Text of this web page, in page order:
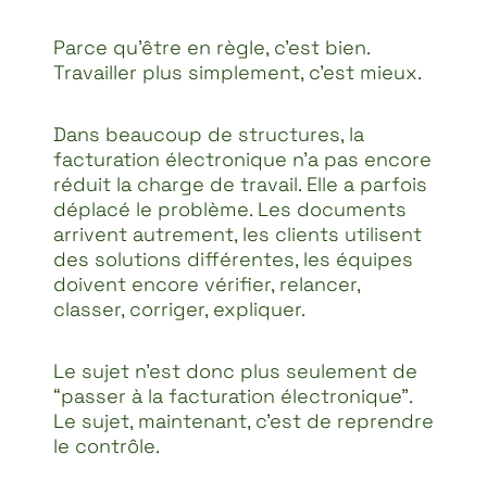
Parce qu’être en règle, c’est bien.
Travailler plus simplement, c’est mieux.
Dans beaucoup de structures, la
facturation électronique n’a pas encore
réduit la charge de travail. Elle a parfois
déplacé le problème. Les documents
arrivent autrement, les clients utilisent
des solutions différentes, les équipes
doivent encore vérifier, relancer,
classer, corriger, expliquer.
Le sujet n’est donc plus seulement de
“passer à la facturation électronique”.
Le sujet, maintenant, c’est de reprendre
le contrôle.